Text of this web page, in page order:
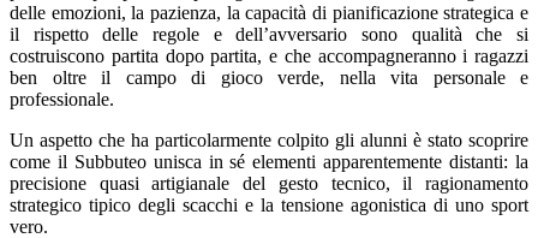
delle emozioni, la pazienza, la capacità di pianificazione strategica e
il rispetto delle regole e dell’avversario sono qualità che si
costruiscono partita dopo partita, e che accompagneranno i ragazzi
ben oltre il campo di gioco verde, nella vita personale e
professionale.
Un aspetto che ha particolarmente colpito gli alunni è stato scoprire
come il Subbuteo unisca in sé elementi apparentemente distanti: la
precisione quasi artigianale del gesto tecnico, il ragionamento
strategico tipico degli scacchi e la tensione agonistica di uno sport
vero.